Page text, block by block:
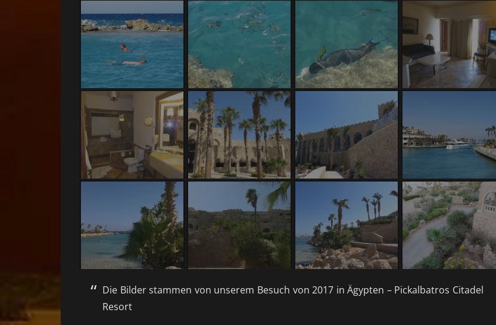
Die Bilder stammen von unserem Besuch von 2017 in Ägypten – Pickalbatros Citadel
Resort